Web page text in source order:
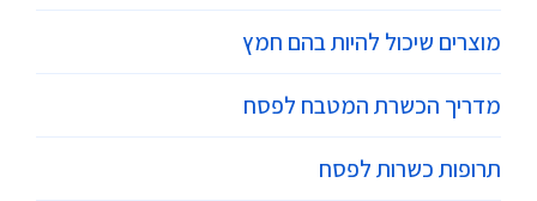
מוצרים שיכול להיות בהם חמץ
מדריך הכשרת המטבח לפסח
תרופות כשרות לפסח